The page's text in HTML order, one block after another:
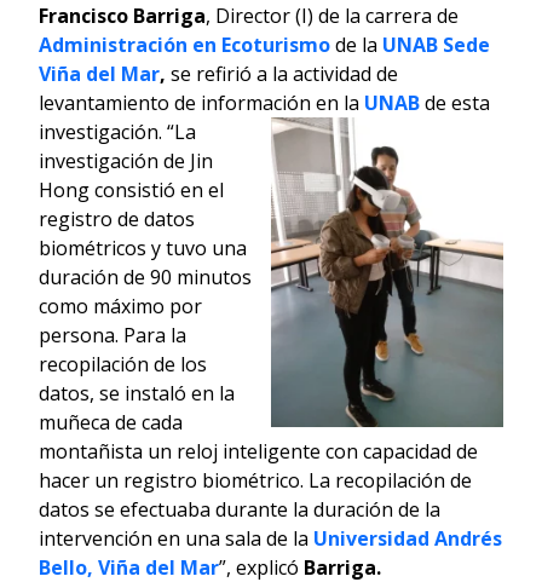
Francisco Barriga, Director (I) de la carrera de
Administración en Ecoturismode la UNAB Sede
Viña del Mar, se refirió a la actividad de
levantamiento de información en la UNABde esta
investigación. “La
investigación de Jin
Hong consistió en el
registro de datos
biométricos y tuvo una
duración de 90 minutos
como máximo por
persona. Para la
recopilación de los
datos, se instaló en la
muñeca de cada
montañista un reloj inteligente con capacidad de
hacer un registro biométrico. La recopilación de
datos se efectuaba durante la duración de la
intervención en una sala de la Universidad Andrés
Bello, Viña del Mar”, explicó Barriga.